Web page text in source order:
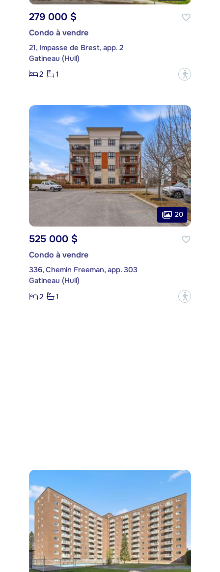
279 000 $
Condo à vendre
21, Impasse de Brest, app. 2
Gatineau (Hull)
2
1 ?
20
525 000 $
Condo à vendre
336, Chemin Freeman, app. 303
Gatineau (Hull)
2
1 ?